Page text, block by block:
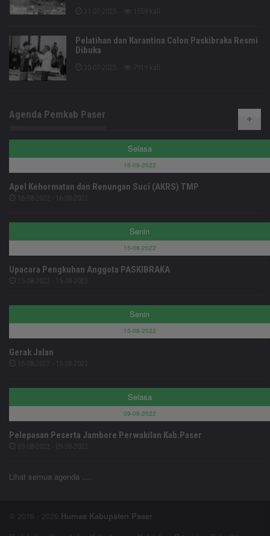
Pelatihan dan Karantina Calon Paskibraka Resmi
Dibuka
Agenda Pemkab Paser
Selasa
16-08-2022
Apel Kehormatan dan Renungan Suci (AKRS) TMP
Senin
15-08-2022
Upacara Pengkuhan Anggota PASKIBRAKA
Senin
15-08-2022
Gerak Jalan
Selasa
09-08-2022
Pelepasan Peserta Jambore Perwakilan Kab.Paser
Lihat semua agenda ....
© 2016 - 2026 Humas Kabupaten Paser